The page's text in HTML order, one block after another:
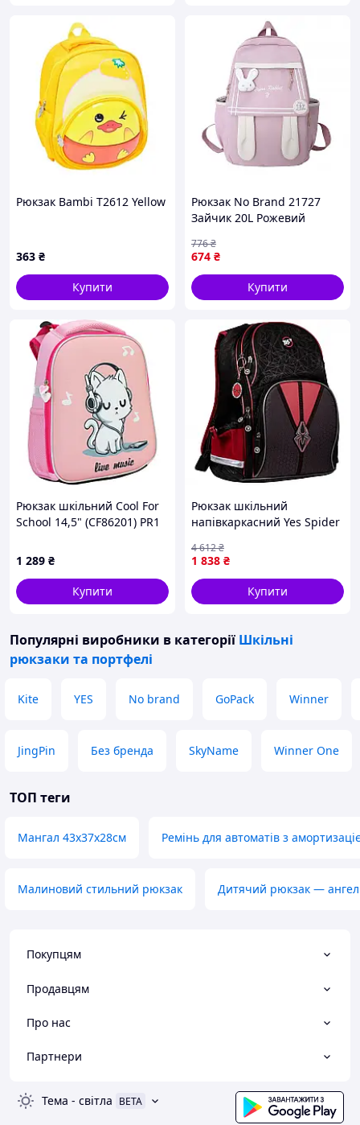
Рюкзак Bambi T2612 Yellow
363 ₴
Купити
Рюкзак No Brand 21727
Зайчик 20L Рожевий
674 ₴
776₴
Купити
Рюкзак шкільний Cool For
School 14,5" (CF86201) PR1
1 289 ₴
Купити
Рюкзак шкільний
напівкаркасний Yes Spider
559582
1 838 ₴
4 612₴
Купити
Популярні виробники в категорії Шкільні
рюкзаки та портфелі
Kite YES No brand GoPack Winner
JingPin Без бренда SkyName Winner One
ТОП теги
Мангал 43х37х28см Ремінь для автоматів з
Малиновий стильний рюкзак Дитячий рюкзак — ангел
Покупцям
Продавцям
Про нас
Партнери
Тема - світла BETA